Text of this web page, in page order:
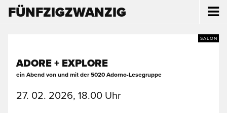
FÜNFZIGZWANZIG
SALON
ADORE + EXPLORE
ein Abend von und mit der 5020 Adorno-Lesegruppe
27. 02. 2026, 18.00 Uhr